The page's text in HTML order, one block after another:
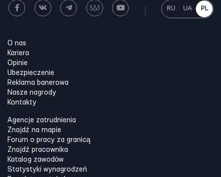
RU UA PL
O nas
Kariera
Opinie
Ubezpieczenie
Reklama banerowa
Nasze nagrody
Kontakty
Agencje zatrudnienia
Znajdź na mapie
Forum o pracy za granicą
Znajdź pracownika
Katalog zawodów
Statystyki wynagrodzeń